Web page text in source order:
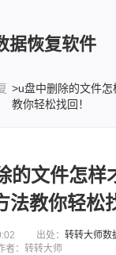
据恢复软件
>u盘中删除的文件
教你轻松找回！
的文件怎样
法教你轻松
出处： 转转大师数
：转转大师